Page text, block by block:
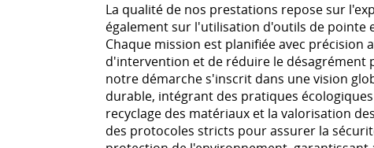
La qualité de nos prestations repose sur
également sur l'utilisation d'outils de pointe
Chaque mission est planifiée avec précision
d'intervention et de réduire le désagrément
notre démarche s'inscrit dans une vision
durable, intégrant des pratiques
recyclage des matériaux et la valorisation
des protocoles stricts pour assurer la